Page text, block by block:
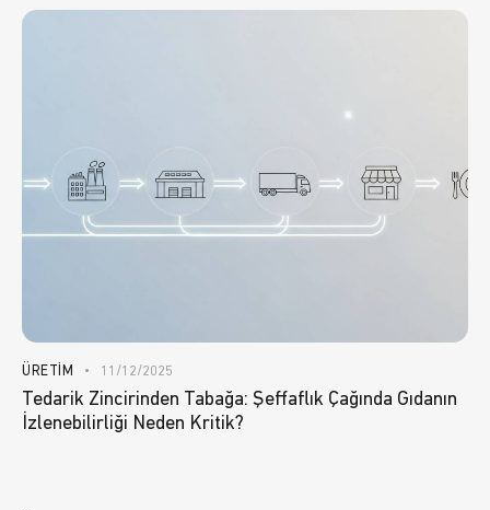
ÜRETIM 11/12/2025
Tedarik Zincirinden Tabağa: Şeffaflık Çağında Gıdanın
İzlenebilirliği Neden Kritik?